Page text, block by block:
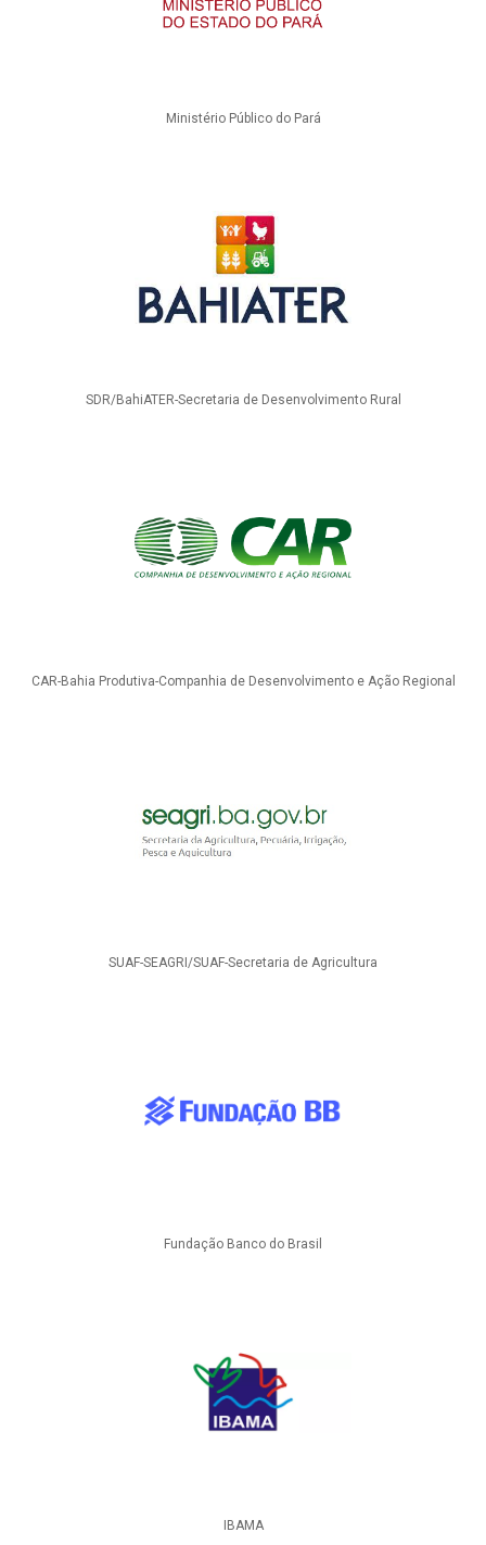
Ministério Público do Pará
SDR/BahiATER-Secretaria de Desenvolvimento Rural
CAR-Bahia Produtiva-Companhia de Desenvolvimento e Ação Regional
SUAF-SEAGRI/SUAF-Secretaria de Agricultura
Fundação Banco do Brasil
IBAMA